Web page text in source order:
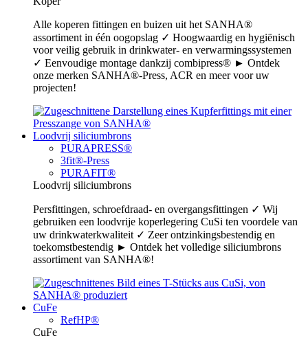
Alle koperen fittingen en buizen uit het SANHA®
assortiment in één oogopslag ✓ Hoogwaardig en hygiënisch
voor veilig gebruik in drinkwater- en verwarmingssystemen
✓ Eenvoudige montage dankzij combipress® ► Ontdek
onze merken SANHA®-Press, ACR en meer voor uw
projecten!
Loodvrij siliciumbrons
PURAPRESS®
3fit®-Press
PURAFIT®
Loodvrij siliciumbrons
Persfittingen, schroefdraad- en overgangsfittingen ✓ Wij
gebruiken een loodvrije koperlegering CuSi ten voordele van
uw drinkwaterkwaliteit ✓ Zeer ontzinkingsbestendig en
toekomstbestendig ► Ontdek het volledige siliciumbrons
assortiment van SANHA®!
CuFe
RefHP®
CuFe